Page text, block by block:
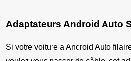
Adaptateurs Android Auto
Si votre voiture a Android Auto